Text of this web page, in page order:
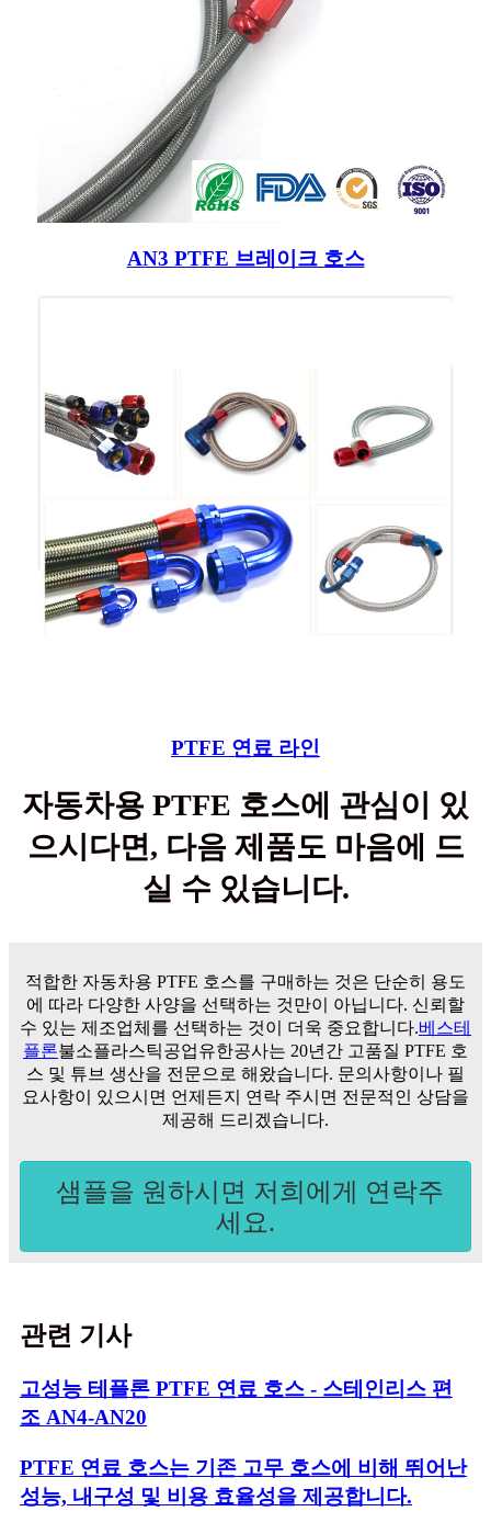
AN3 PTFE 브레이크 호스
PTFE 연료 라인
자동차용 PTFE 호스에 관심이 있
으시다면, 다음 제품도 마음에 드
실 수 있습니다.
적합한 자동차용 PTFE 호스를 구매하는 것은 단순히 용도
에 따라 다양한 사양을 선택하는 것만이 아닙니다. 신뢰할
수 있는 제조업체를 선택하는 것이 더욱 중요합니다.베스테
플론불소플라스틱공업유한공사는 20년간 고품질 PTFE 호
스 및 튜브 생산을 전문으로 해왔습니다. 문의사항이나 필
요사항이 있으시면 언제든지 연락 주시면 전문적인 상담을
제공해 드리겠습니다.
샘플을 원하시면 저희에게 연락주
세요.
관련 기사
고성능 테플론 PTFE 연료 호스 - 스테인리스 편
조 AN4-AN20
PTFE 연료 호스는 기존 고무 호스에 비해 뛰어난
성능, 내구성 및 비용 효율성을 제공합니다.